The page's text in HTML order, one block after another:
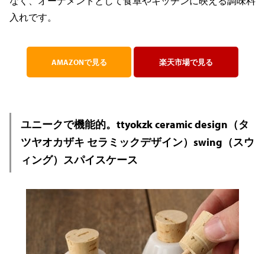
入れです。
AMAZONで見る 楽天市場で見る
ユニークで機能的。ttyokzk ceramic design（タ
ツヤオカザキ セラミックデザイン）swing（スウ
ィング）スパイスケース